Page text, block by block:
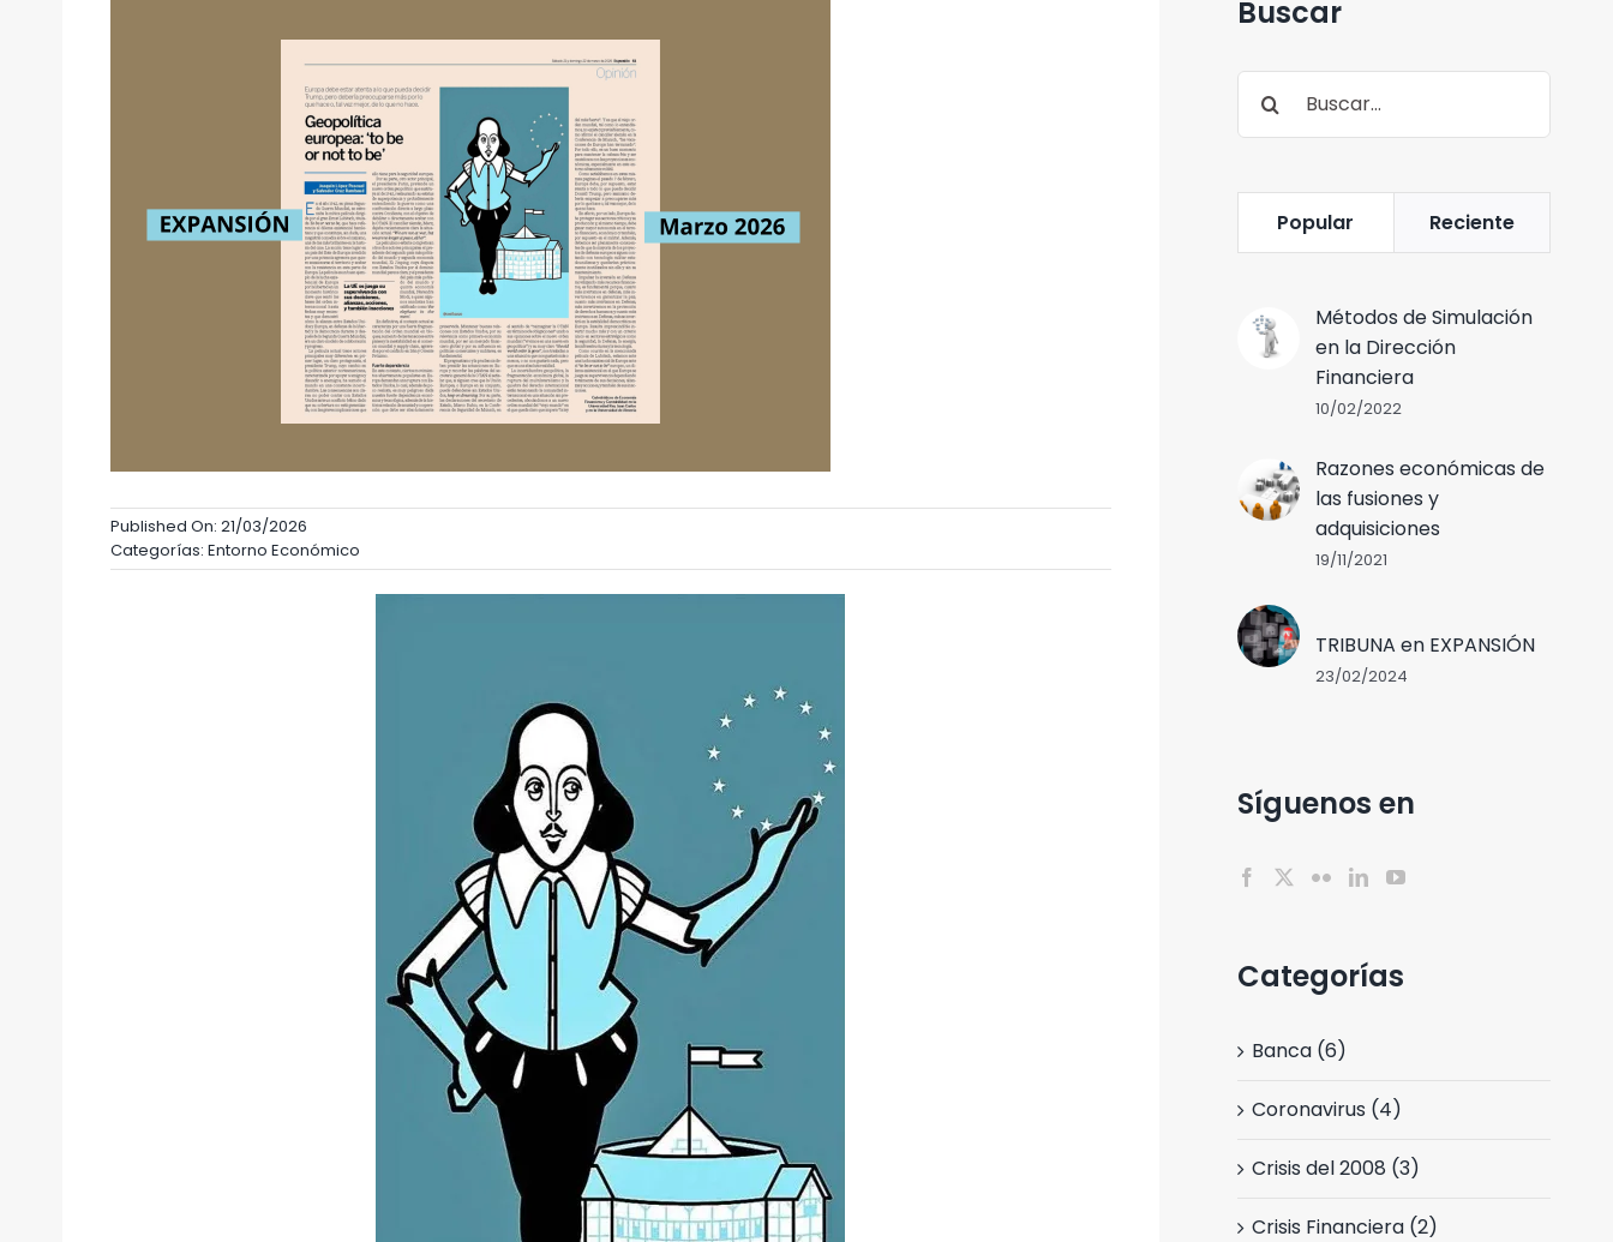
Published On: 21/03/2026
Categorías: Entorno Económico
Buscar
Popular Reciente
Métodos de Simulación
en la Dirección
Financiera
10/02/2022
Razones económicas de
las fusiones y
adquisiciones
19/11/2021
TRIBUNA en EXPANSIÓN
23/02/2024
Síguenos en
Categorías
Banca (6)
Coronavirus (4)
Crisis del 2008 (3)
Crisis Financiera (2)